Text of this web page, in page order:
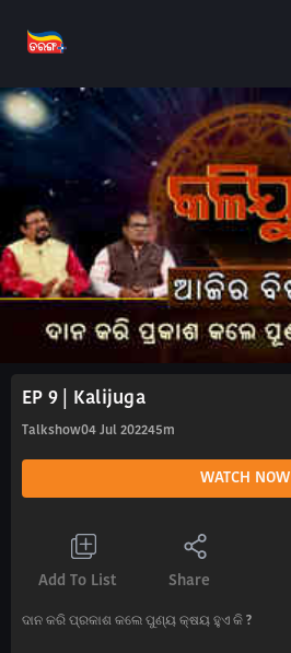
EP 9 | Kalijuga
Talkshow04 Jul 202245m
WATCH NOW
Add To List Share
ଦାନ କରି ପ୍ରକାଶ କଲେ ପୁଣ୍ୟ କ୍ଷୟ ହୁଏ କି ?